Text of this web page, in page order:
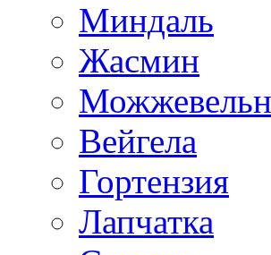
Миндаль
Жасмин
Вейгела
Гортензия
Лапчатка